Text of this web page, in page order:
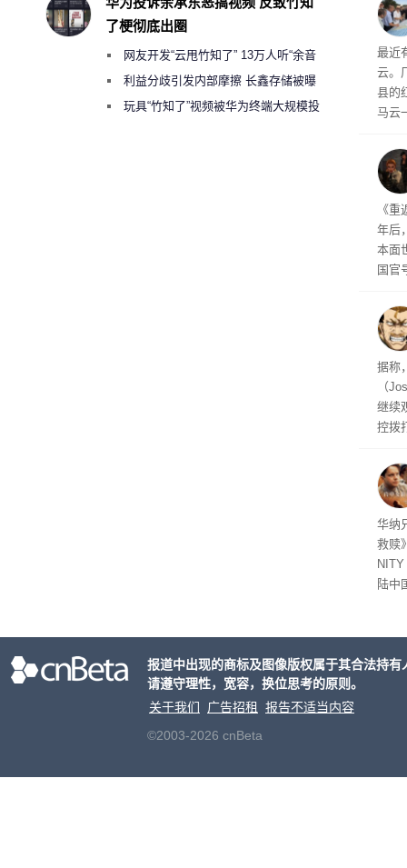
业
最近
云。
县的
马云
年
《
年后
本面
国官
的
据称
（
继续
控拨
一
恐怖
华纳
救赎
陆中
了梗彻底出圈
网友开发“云甩竹知了” 13万人听“余音
绕梁”利益分歧引发内部摩擦 长鑫存储被曝
曾将华为驻场工程师驱逐出研发基地
玩具“竹知了”视频被华为终端大规模投
报道中出现的商标及图像版权属于其合法持
请遵守理性，宽容，换位思考的原则。
关于我们
广告招租
报告不适当内容
©2003-2026 cnBeta